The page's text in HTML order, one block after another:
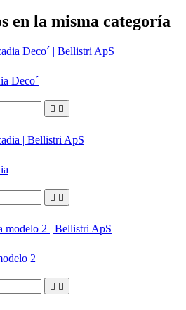
en la misma categoría
Deco´
 
 
2
 